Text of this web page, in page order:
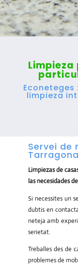
limpieza
Servei de
Tarragona
Limpiezas de
las necesidades
Si necessites un
dubtis en
neteja amb
serietat.
Treballes des de
problemes de